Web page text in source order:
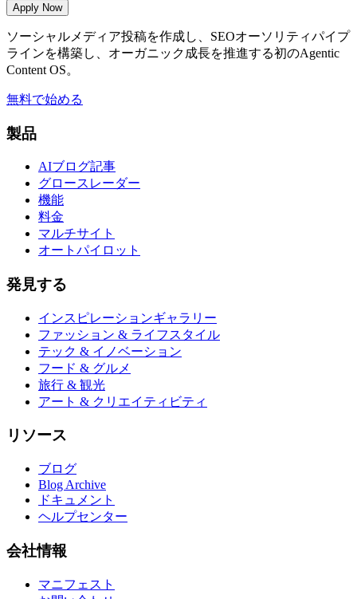
Apply Now
ソーシャルメディア投稿を作成し、SEOオーソリティパイプ
ラインを構築し、オーガニック成長を推進する初のAgentic
Content OS。
無料で始める
製品
AIブログ記事
グロースレーダー
機能
料金
マルチサイト
オートパイロット
発見する
インスピレーションギャラリー
ファッション & ライフスタイル
テック & イノベーション
フード & グルメ
旅行 & 観光
アート & クリエイティビティ
リソース
ブログ
Blog Archive
ドキュメント
ヘルプセンター
会社情報
マニフェスト